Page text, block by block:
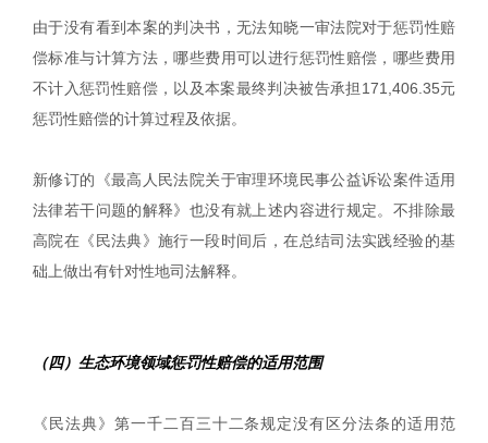
由于没有看到本案的判决书，无法知晓一审法院对于惩罚性赔
偿标准与计算方法，哪些费用可以进行惩罚性赔偿，哪些费用
不计入惩罚性赔偿，以及本案最终判决被告承担171,406.35元
惩罚性赔偿的计算过程及依据。
新修订的《最高人民法院关于审理环境民事公益诉讼案件适用
法律若干问题的解释》也没有就上述内容进行规定。不排除最
高院在《民法典》施行一段时间后，在总结司法实践经验的基
础上做出有针对性地司法解释。
（四）生态环境领域惩罚性赔偿的适用范围
《民法典》第一千二百三十二条规定没有区分法条的适用范